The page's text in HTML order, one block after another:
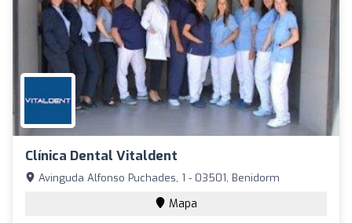
Clínica Dental Vitaldent
Avinguda Alfonso Puchades, 1 - 03501, Benidorm
Mapa